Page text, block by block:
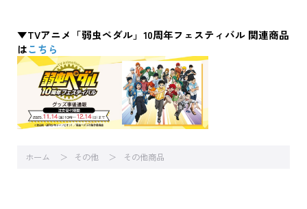
▼TVアニメ「弱虫ペダル」10周年フェスティバル 関連商品
はこちら
ホーム その他 その他商品